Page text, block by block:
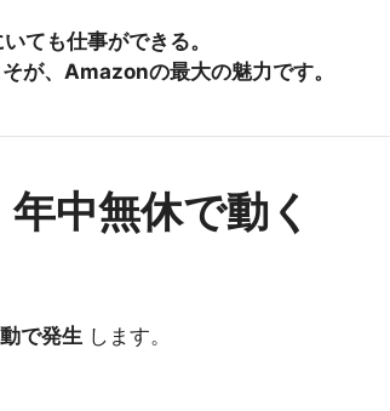
ても仕事ができる。
が、Amazonの最大の魅力です。
中無休で動く
で発生 します。